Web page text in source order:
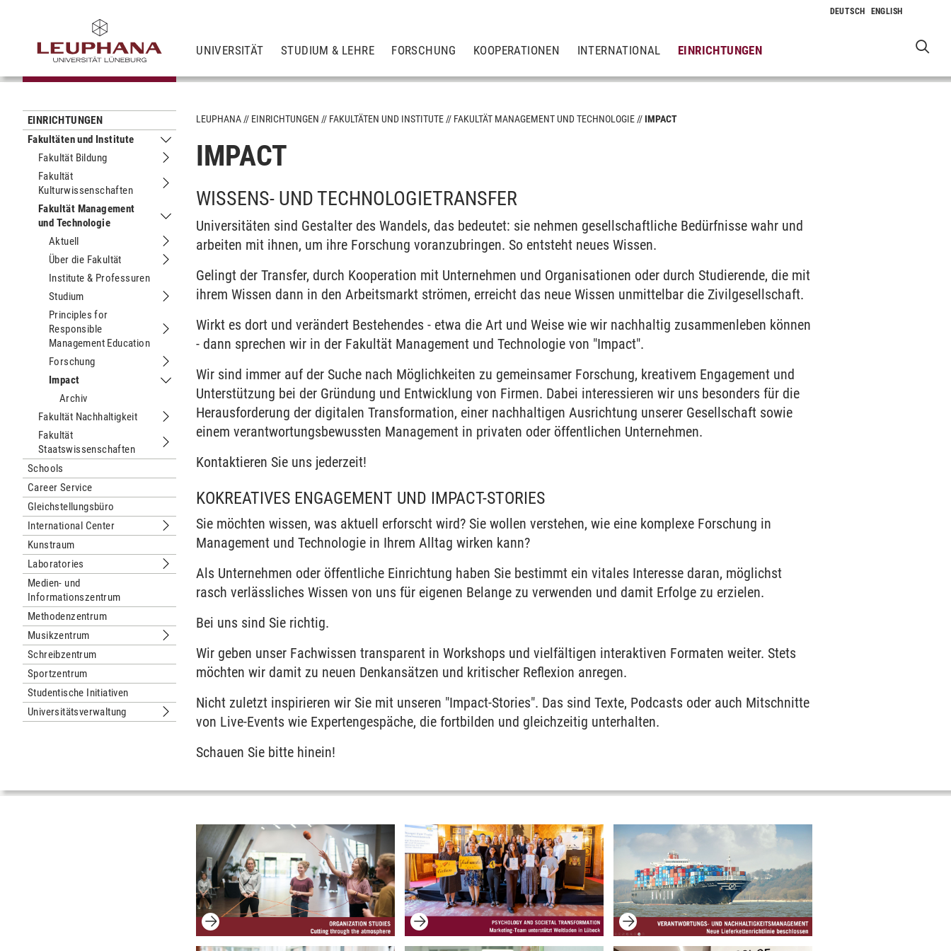
UNIVERSITÄT STUDIUM & LEHRE FORSCHUNG KOOPERATIONEN INTERNATIONAL EINRICHTUNGEN
EINRICHTUNGEN
Fakultäten und Institute
Untermenu Fakultäten und Institute
Fakultät Bildung
Untermenu Fakultät Bildung
Fakultät
Kulturwissenschaften
Untermenu Fakultät Kulturwissenschaften
Fakultät Management
und Technologie
Untermenu Fakultät Management und Technologie
Aktuell
Untermenu Aktuell
Über die Fakultät
Untermenu Über die Fakultät
Institute & Professuren
Studium
Untermenu Studium
Principles for
Responsible
Management Education
Untermenu Principles for Responsible Management Education
Forschung
Untermenu Forschung
Impact
Untermenu Impact
Archiv
Fakultät Nachhaltigkeit
Untermenu Fakultät Nachhaltigkeit
Fakultät
Staatswissenschaften
Untermenu Fakultät Staatswissenschaften
Schools
Career Service
Gleichstellungsbüro
International Center
Untermenu International Center
Kunstraum
Laboratories
Untermenu Laboratories
Medien- und
Informationszentrum
Methodenzentrum
Musikzentrum
Untermenu Musikzentrum
Schreibzentrum
Sportzentrum
Studentische Initiativen
Universitätsverwaltung
Untermenu Universitätsverwaltung
LEUPHANA EINRICHTUNGEN FAKULTÄTEN UND INSTITUTE FAKULTÄT MANAGEMENT UND TECHNOLOGIE IMPACT
IMPACT
WISSENS- UND TECHNOLOGIETRANSFER
Universitäten sind Gestalter des Wandels, das bedeutet: sie nehmen gesellschaftliche Bedürfnisse wahr und
arbeiten mit ihnen, um ihre Forschung voranzubringen. So entsteht neues Wissen.
Gelingt der Transfer, durch Kooperation mit Unternehmen und Organisationen oder durch Studierende, die mit
ihrem Wissen dann in den Arbeitsmarkt strömen, erreicht das neue Wissen unmittelbar die Zivilgesellschaft.
Wirkt es dort und verändert Bestehendes - etwa die Art und Weise wie wir nachhaltig zusammenleben können
- dann sprechen wir in der Fakultät Management und Technologie von "Impact".
Wir sind immer auf der Suche nach Möglichkeiten zu gemeinsamer Forschung, kreativem Engagement und
Unterstützung bei der Gründung und Entwicklung von Firmen. Dabei interessieren wir uns besonders für die
Herausforderung der digitalen Transformation, einer nachhaltigen Ausrichtung unserer Gesellschaft sowie
einem verantwortungsbewussten Management in privaten oder öffentlichen Unternehmen.
Kontaktieren Sie uns jederzeit!
KOKREATIVES ENGAGEMENT UND IMPACT-STORIES
Sie möchten wissen, was aktuell erforscht wird? Sie wollen verstehen, wie eine komplexe Forschung in
Management und Technologie in Ihrem Alltag wirken kann?
Als Unternehmen oder öffentliche Einrichtung haben Sie bestimmt ein vitales Interesse daran, möglichst
rasch verlässliches Wissen von uns für eigenen Belange zu verwenden und damit Erfolge zu erzielen.
Bei uns sind Sie richtig.
Wir geben unser Fachwissen transparent in Workshops und vielfältigen interaktiven Formaten weiter. Stets
möchten wir damit zu neuen Denkansätzen und kritischer Reflexion anregen.
Nicht zuletzt inspirieren wir Sie mit unseren "Impact-Stories". Das sind Texte, Podcasts oder auch Mitschnitte
von Live-Events wie Expertengespäche, die fortbilden und gleichzeitig unterhalten.
Schauen Sie bitte hinein!